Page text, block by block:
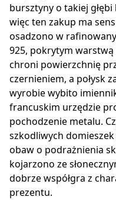
bursztyny o takiej
więc ten zakup ma
osadzono w
925, pokrytym
chroni powierzchnię
czernieniem, a połysk
wyrobie wybito
francuskim urzędzie
pochodzenie metalu.
szkodliwych
obaw o podrażnienia
kojarzono ze
dobrze współgra z
prezentu.